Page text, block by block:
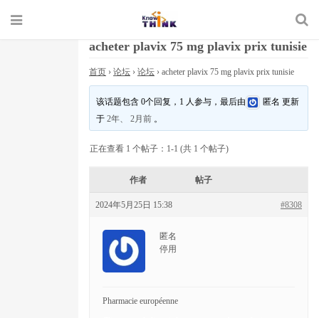
acheter plavix 75 mg plavix prix tunisie
首页 › 论坛 › 论坛 › acheter plavix 75 mg plavix prix tunisie
该话题包含 0个回复，1 人参与，最后由 匿名 更新
于2年、 2月前 。
正在查看 1 个帖子：1-1 (共 1 个帖子)
作者 帖子
2024年5月25日 15:38 #8308
匿名
停用
Pharmacie européenne